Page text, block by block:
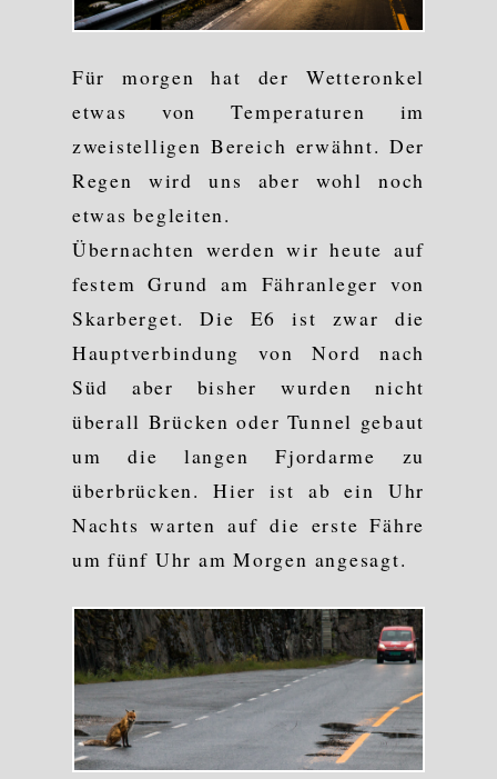
Für morgen hat der Wetteronkel
etwas von Temperaturen im
zweistelligen Bereich erwähnt. Der
Regen wird uns aber wohl noch
etwas begleiten.
Übernachten werden wir heute auf
festem Grund am Fähranleger von
Skarberget. Die E6 ist zwar die
Hauptverbindung von Nord nach
Süd aber bisher wurden nicht
überall Brücken oder Tunnel gebaut
um die langen Fjordarme zu
überbrücken. Hier ist ab ein Uhr
Nachts warten auf die erste Fähre
um fünf Uhr am Morgen angesagt.